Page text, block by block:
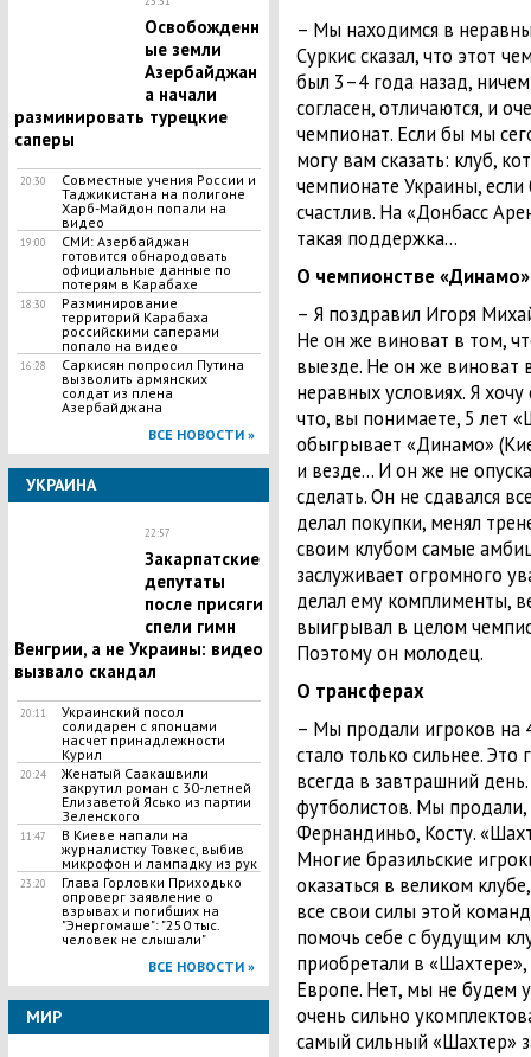
Освобожденн
ые земли
Азербайджан
а начали
разминировать турецкие
саперы
20:30
​Совместные учения России и
Таджикистана на полигоне
Харб-Майдон попали на
видео
19:00
​СМИ: Азербайджан
готовится обнародовать
официальные данные по
потерям в Карабахе
18:30
​Разминирование
территорий Карабаха
российскими саперами
попало на видео
16:28
Саркисян попросил Путина
вызволить армянских
солдат из плена
Азербайджана
ВСЕ НОВОСТИ »
УКРАИНА
22:57
Закарпатские
депутаты
после присяги
спели гимн
Венгрии, а не Украины: видео
вызвало скандал
20:11
Украинский посол
солидарен с японцами
насчет принадлежности
Курил
20:24
Женатый Саакашвили
закрутил роман с 30-летней
Елизаветой Ясько из партии
Зеленского
11:47
В Киеве напали на
журналистку Товкес, выбив
микрофон и лампадку из рук
23:20
Глава Горловки Приходько
опроверг заявление о
взрывах и погибших на
"Энергомаше": "250 тыс.
человек не слышали"
ВСЕ НОВОСТИ »
МИР
– Мы находимся в
Суркис сказал, что этот
был 3–4 года назад,
согласен, отличаются, и
чемпионат. Если бы мы
могу вам сказать: клуб,
чемпионате Украины,
счастлив. На «Донбасс
такая поддержка…
О чемпионстве «Динамо»
– Я поздравил Игоря
Не он же виноват в том,
выезде. Не он же виноват
неравных условиях. Я
что, вы понимаете, 5 лет
обыгрывает «Динамо»
и везде… И он же не
сделать. Он не сдавался
делал покупки, менял
своим клубом самые
заслуживает огромного
делал ему комплименты,
выигрывал в целом
Поэтому он молодец.
О трансферах
– Мы продали игроков на
стало только сильнее.
всегда в завтрашний
футболистов. Мы
Фернандиньо, Косту.
Многие бразильские
оказаться в великом
все свои силы этой
помочь себе с будущим
приобретали в
Европе. Нет, мы не будем
очень сильно
самый сильный «Шахтер»